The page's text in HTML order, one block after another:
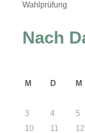
Wahlprüfung
Nach
M D M
3
4 5
10
11 12